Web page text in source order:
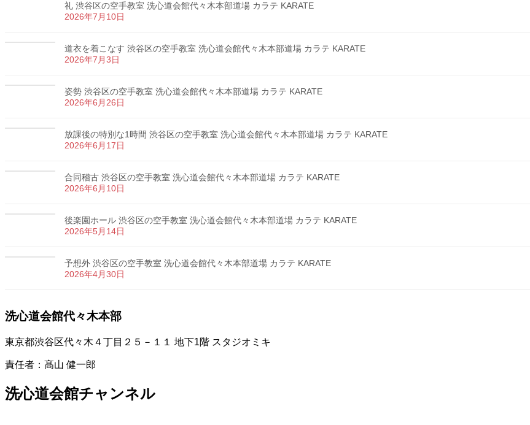
礼 渋谷区の空手教室 洗心道会館代々木本部道場 カラテ KARATE
2026年7月10日
道衣を着こなす 渋谷区の空手教室 洗心道会館代々木本部道場 カラテ KARATE
2026年7月3日
姿勢 渋谷区の空手教室 洗心道会館代々木本部道場 カラテ KARATE
2026年6月26日
放課後の特別な1時間 渋谷区の空手教室 洗心道会館代々木本部道場 カラテ KARATE
2026年6月17日
合同稽古 渋谷区の空手教室 洗心道会館代々木本部道場 カラテ KARATE
2026年6月10日
後楽園ホール 渋谷区の空手教室 洗心道会館代々木本部道場 カラテ KARATE
2026年5月14日
予想外 渋谷区の空手教室 洗心道会館代々木本部道場 カラテ KARATE
2026年4月30日
洗心道会館代々木本部
東京都渋谷区代々木４丁目２５－１１ 地下1階 スタジオミキ
責任者：髙山 健一郎
洗心道会館チャンネル